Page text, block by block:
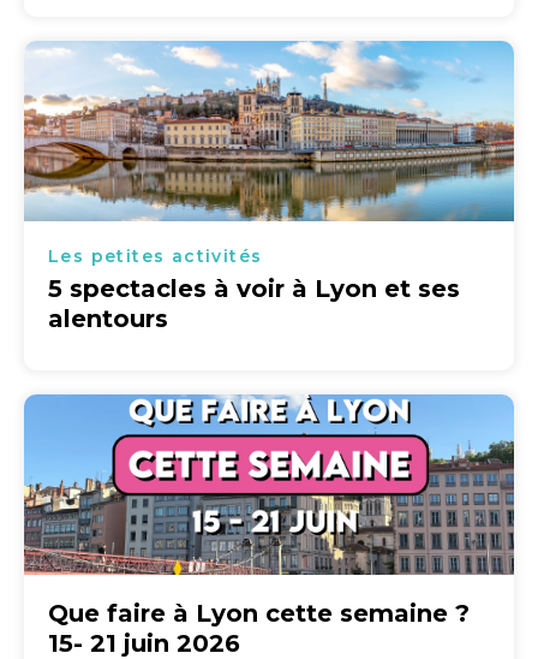
Les petites activités
5 spectacles à voir à Lyon et ses
alentours
Que faire à Lyon cette semaine ?
15- 21 juin 2026